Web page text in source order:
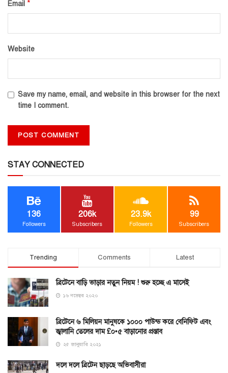
Email *
Website
Save my name, email, and website in this browser for the next
time I comment.
STAY CONNECTED
136
Followers
206k
Subscribers
23.9k
Followers
99
Subscribers
Trending Comments Latest
ব্রিটেনে বাড়ি ভাড়ার নতুন নিয়ম ! শুরু হচ্ছে এ মাসেই
১৬ নভেম্বর ২০২০
ব্রিটেনে ৬ মিলিয়ন মানুষকে ১০০০ পাউন্ড করে বেনিফিট এবং
জ্বালানি তেলের দাম £০•৫ বাড়ানোর প্রস্তাব
২৫ জানুয়ারি ২০২১
দলে দলে ব্রিটেন ছাড়ছে অভিবাসীরা